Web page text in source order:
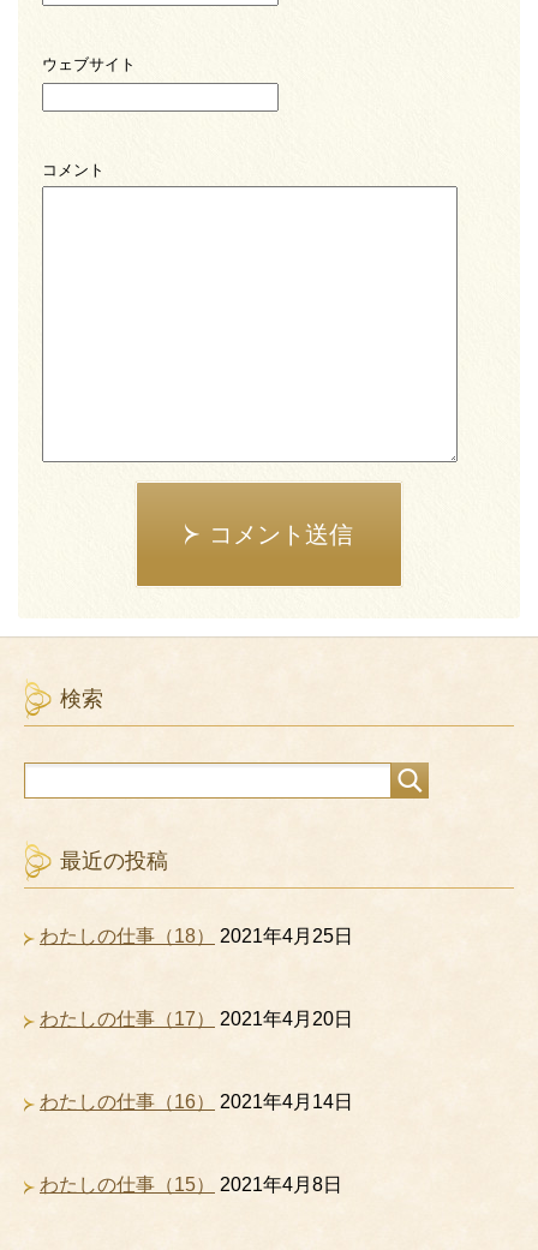
ウェブサイト
コメント
コメント送信
検索
最近の投稿
わたしの仕事（18） 2021年4月25日
わたしの仕事（17） 2021年4月20日
わたしの仕事（16） 2021年4月14日
わたしの仕事（15） 2021年4月8日